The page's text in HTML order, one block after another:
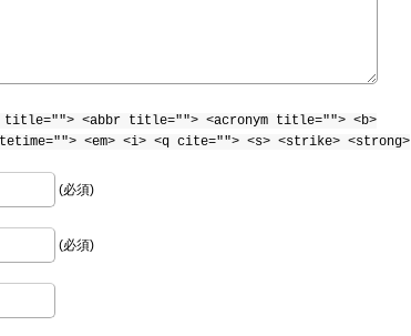
title=""> <abbr title=""> <acronym title=""> <b>
<em> <i> <q cite=""> <s> <strike> <strong>
(必須)
(必須)